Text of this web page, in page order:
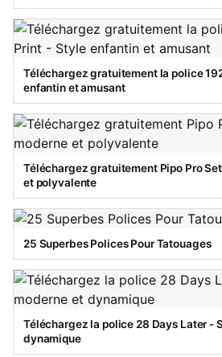
Téléchargez gratuitement la police
enfantin et amusant
Téléchargez gratuitement Pipo Pro
et polyvalente
25 Superbes Polices Pour Tatouages
Téléchargez la police 28 Days Later -
dynamique